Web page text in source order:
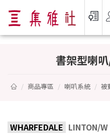
書架型喇叭/胡桃木色/
書架型喇
商品專區 喇叭系統 被
WHARFEDALE LINTON/W